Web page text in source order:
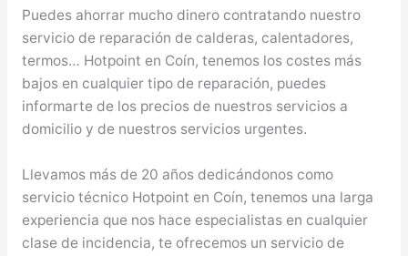
Puedes ahorrar mucho dinero contratando nuestro
servicio de reparación de calderas, calentadores,
termos… Hotpoint en Coín, tenemos los costes más
bajos en cualquier tipo de reparación, puedes
informarte de los precios de nuestros servicios a
domicilio y de nuestros servicios urgentes.
Llevamos más de 20 años dedicándonos como
servicio técnico Hotpoint en Coín, tenemos una larga
experiencia que nos hace especialistas en cualquier
clase de incidencia, te ofrecemos un servicio de